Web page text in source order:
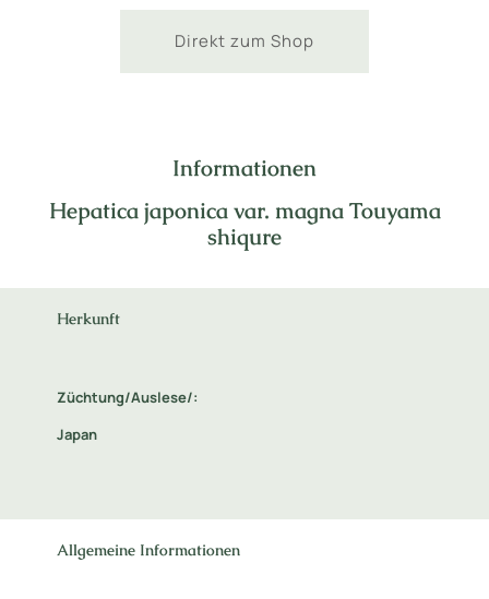
Direkt zum Shop
Informationen
Hepatica japonica var. magna Touyama
shiqure
Herkunft
Züchtung/Auslese/:
Japan
Allgemeine Informationen